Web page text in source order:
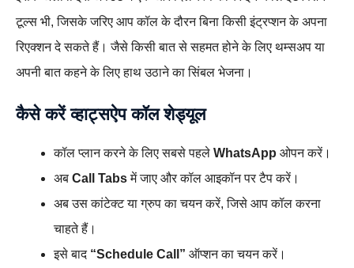
टूल्स भी, जिसके जरिए आप कॉल के दौरन बिना किसी इंट्रप्शन के अपना
रिएक्शन दे सकते हैं। जैसे किसी बात से सहमत होने के लिए थम्सअप या
अपनी बात कहने के लिए हाथ उठाने का सिंबल भेजना।
कैसे करें व्हाट्सऐप कॉल शेड्यूल
कॉल प्लान करने के लिए सबसे पहले WhatsApp ओपन करें।
अब Call Tabsमें जाए और कॉल आइकॉन पर टैप करें।
अब उस कांटेक्ट या ग्रुप का चयन करें, जिसे आप कॉल करना
चाहते हैं।
इसे बाद“Schedule Call” ऑप्शन का चयन करें।